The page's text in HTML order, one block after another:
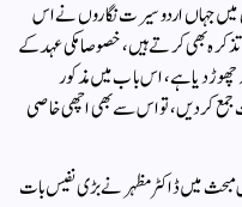
جہاں اردو سیرت نگاروں نے اس
بھی کرتے ہیں، خصوصا مکی عہد کے
دیا ہے، اس باب میں مذکور
کردیں، تو اس سے بھی اچھی خاصی
میں ڈاکٹر مظہر نے بڑی نفیس بات